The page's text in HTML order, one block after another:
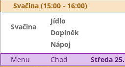
Svačina (15:00 - 16:00)
Svačina
Jídlo
Doplněk
Nápoj
Menu
Chod
Středa